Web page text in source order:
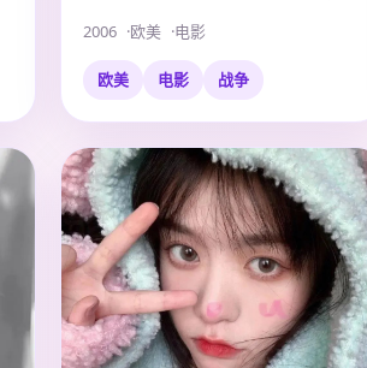
2006 欧美 电影
欧美 电影 战争